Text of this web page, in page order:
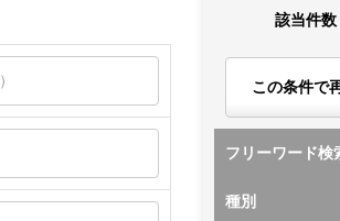
該当件数
この条件で
フリーワード検
種別